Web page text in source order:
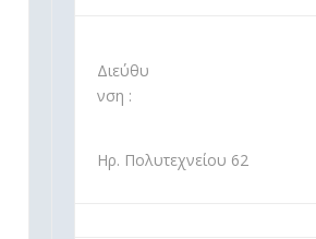
Διεύθυ
νση :
Ηρ. Πολυτεχνείου 62